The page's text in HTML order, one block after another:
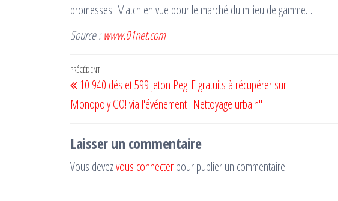
promesses. Match en vue pour le marché du milieu de gamme…
Source :www.01net.com
Navigation
de
l’article
Article
précédent
PRÉCÉDENT
10 940 dés et 599 jeton Peg-E gratuits à récupérer sur
Monopoly GO! via l'événement "Nettoyage urbain"
Laisser un commentaire
Vous devezvous connecterpour publier un commentaire.